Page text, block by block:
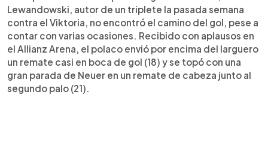
Lewandowski, autor de un triplete la pasada semana
contra el Viktoria, no encontró el camino del gol, pese a
contar con varias ocasiones. Recibido con aplausos en
el Allianz Arena, el polaco envió por encima del larguero
un remate casi en boca de gol (18) y se topó con una
gran parada de Neuer en un remate de cabeza junto al
segundo palo (21).